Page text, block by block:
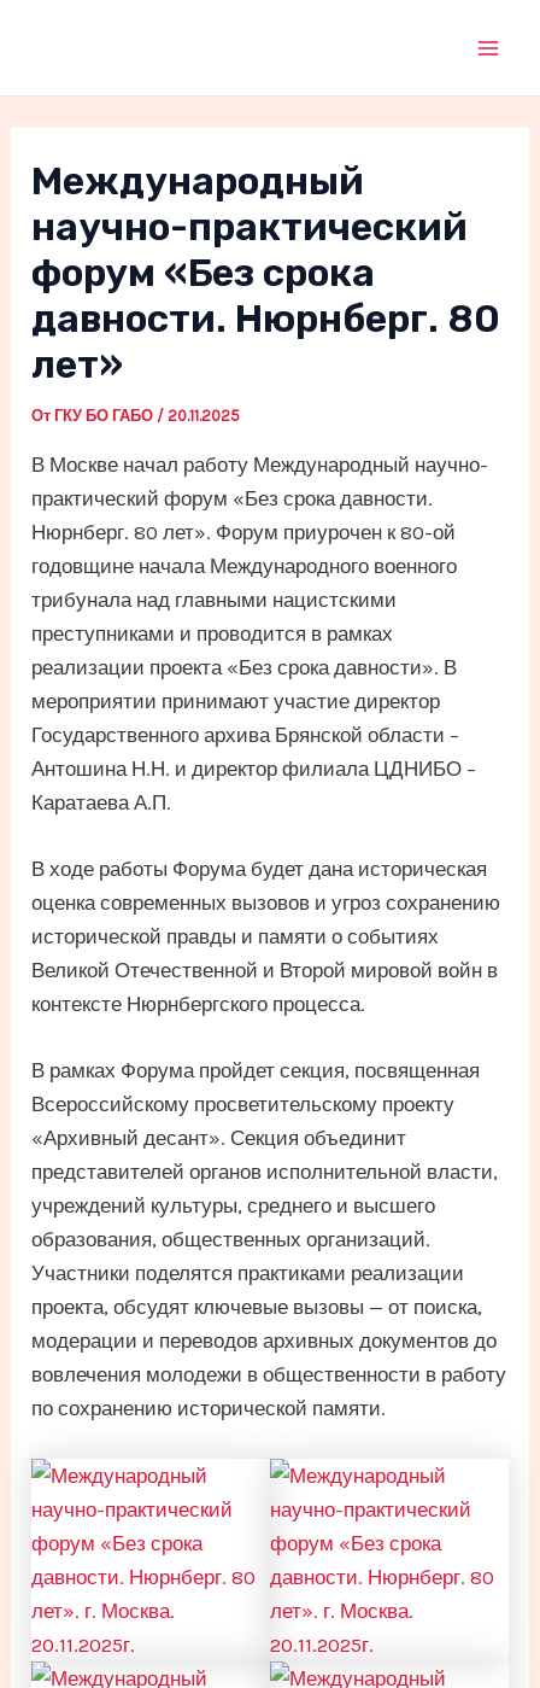
Международный
научно-практический
форум «Без срока
давности. Нюрнберг. 80
лет»
От ГКУ БО ГАБО /20.11.2025
В Москве начал работу Международный научно-
практический форум «Без срока давности.
Нюрнберг. 80 лет». Форум приурочен к 80-ой
годовщине начала Международного военного
трибунала над главными нацистскими
преступниками и проводится в рамках
реализации проекта «Без срока давности». В
мероприятии принимают участие директор
Государственного архива Брянской области –
Антошина Н.Н. и директор филиала ЦДНИБО –
Каратаева А.П.
В ходе работы Форума будет дана историческая
оценка современных вызовов и угроз сохранению
исторической правды и памяти о событиях
Великой Отечественной и Второй мировой войн в
контексте Нюрнбергского процесса.
В рамках Форума пройдет секция, посвященная
Всероссийскому просветительскому проекту
«Архивный десант». Секция объединит
представителей органов исполнительной власти,
учреждений культуры, среднего и высшего
образования, общественных организаций.
Участники поделятся практиками реализации
проекта, обсудят ключевые вызовы — от поиска,
модерации и переводов архивных документов до
вовлечения молодежи в общественности в работу
по сохранению исторической памяти.